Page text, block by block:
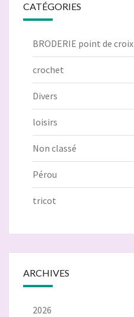
CATÉGORIES
BRODERIE point de croix
crochet
Divers
loisirs
Non classé
Pérou
tricot
ARCHIVES
2026